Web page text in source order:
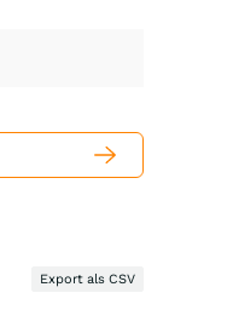
Export als CSV